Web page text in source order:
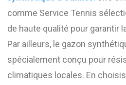
comme Service Tennis
de haute qualité pour garantir
Par ailleurs, le gazon
spécialement conçu pour
climatiques locales. En